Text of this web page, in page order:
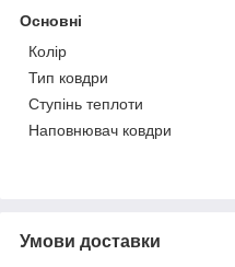
Основні
Колір
Тип ковдри
Ступінь теплоти
Наповнювач ковдри
Умови доставки